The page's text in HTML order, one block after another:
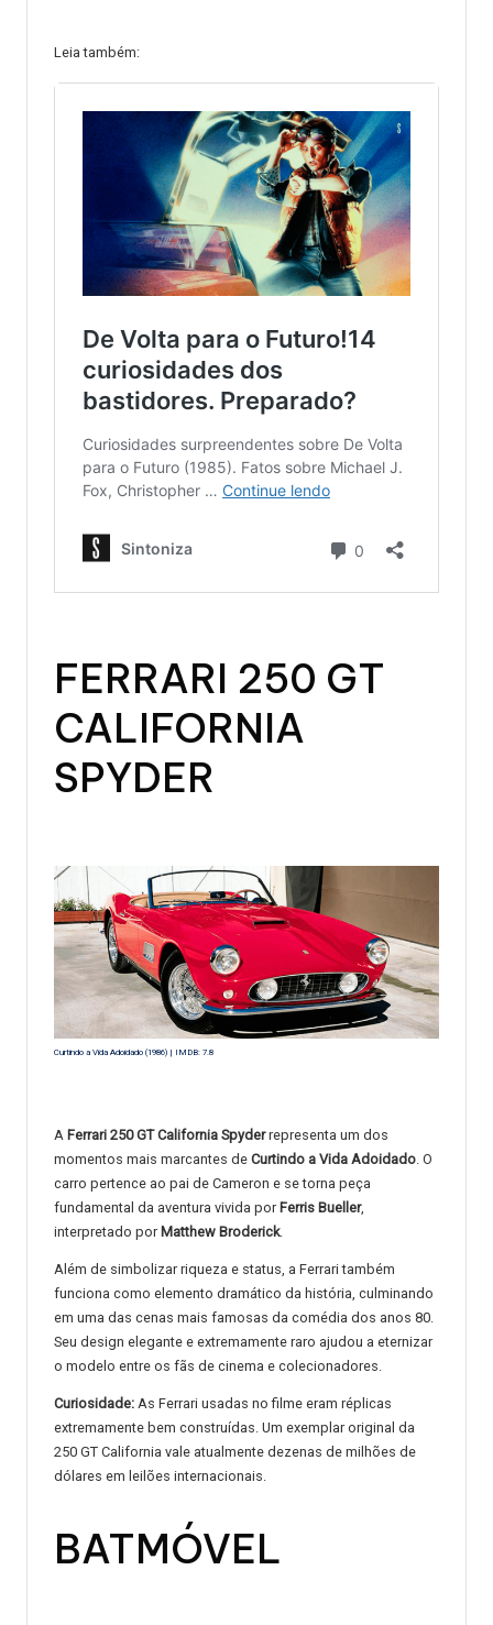
Leia também:
FERRARI 250 GT
CALIFORNIA
SPYDER
Curtindo a Vida Adoidado (1986) | IMDB: 7.8
A Ferrari 250 GT California Spyderrepresenta um dos
momentos mais marcantes de Curtindo a Vida Adoidado . O
carro pertence ao pai de Cameron e se torna peça
fundamental da aventura vivida por Ferris Bueller,
interpretado por Matthew Broderick.
Além de simbolizar riqueza e status, a Ferrari também
funciona como elemento dramático da história, culminando
em uma das cenas mais famosas da comédia dos anos 80.
Seu design elegante e extremamente raro ajudou a eternizar
o modelo entre os fãs de cinema e colecionadores.
Curiosidade: As Ferrari usadas no filme eram réplicas
extremamente bem construídas. Um exemplar original da
250 GT California vale atualmente dezenas de milhões de
dólares em leilões internacionais.
BATMÓVEL